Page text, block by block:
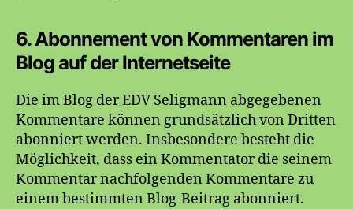
6. Abonnement von Kommentaren im
Blog auf der Internetseite
Die im Blog der EDV Seligmann abgegebenen
Kommentare können grundsätzlich von Dritten
abonniert werden. Insbesondere besteht die
Möglichkeit, dass ein Kommentator die seinem
Kommentar nachfolgenden Kommentare zu
einem bestimmten Blog-Beitrag abonniert.